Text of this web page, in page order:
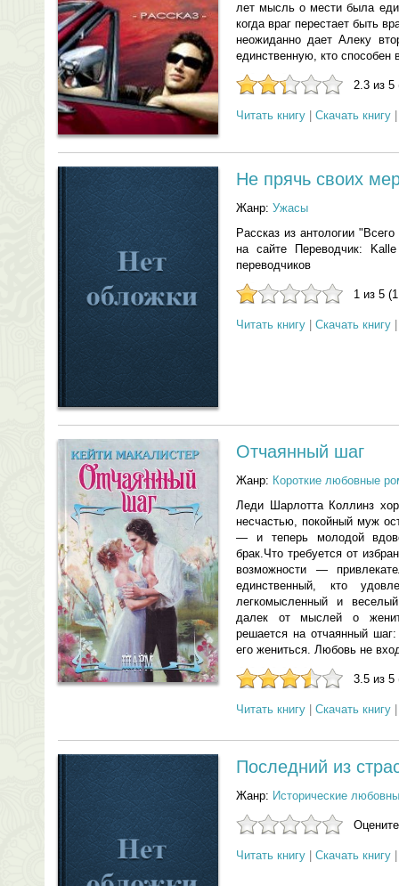
лет мысль о мести была
когда враг перестает быть
неожиданно дает Алеку
единственную, кто способен
2.3 из 5
Читать книгу Скачать книгу
Не прячь своих
Жанр: Ужасы
Рассказ из антологии
на сайте Переводчик:
переводчиков
1 из 5
Читать книгу Скачать книгу
Отчаянный шаг
Жанр: Короткие любовные
Леди Шарлотта Коллинз
несчастью, покойный муж
— и теперь молодой
брак.Что требуется от
возможности —
единственный, кто
легкомысленный и
далек от мыслей о
решается на отчаянный
его жениться. Любовь не
3.5 из 5
Читать книгу Скачать книгу
Последний из
Жанр: Исторические
Читать книгу Скачать книгу